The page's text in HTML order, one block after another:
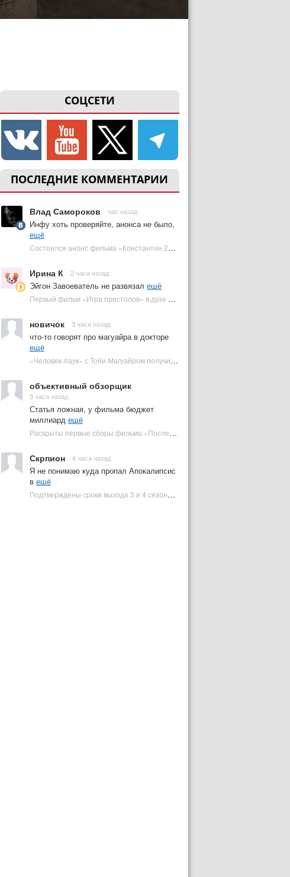
СОЦСЕТИ
ПОСЛЕДНИЕ КОММЕНТАРИИ
Влад Самороков час назад
Инфу хоть проверяйте, анонса не было,
ещё
Состоялся анонс фильма «Константин 2» с Киану Ривзом. Когда он выйдет? | Plugged In Ru
Ирина К 2 часа назад
Эйгон Завоеватель не развязал ещё
Первый фильм «Игра престолов» в духе «Дюны» посвящен важному Таргариену | Plugged In Ru
новичок 3 часа назад
что-то говорят про магуайра в докторе
ещё
«Человек-паук» с Тоби Магуайром получил новый постер | Plugged In Ru
объективный обзорщик
3 часа назад
Статья ложная, у фильма бюджет
миллиард ещё
Раскрыты первые сборы фильма «Последний богатырь: Колобок» на фоне негатива | Plugged In Ru
Скрпион 4 часа назад
Я не понимаю куда пропал Апокалипсис
в ещё
Подтверждены сроки выхода 3 и 4 сезонов «Людей Икс '97» | Plugged In Ru